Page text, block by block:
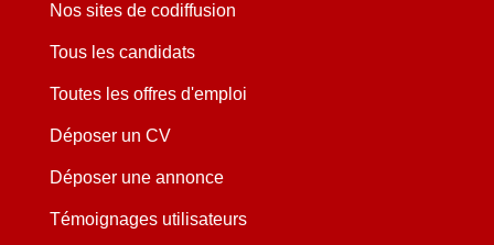
Nos sites de codiffusion
Tous les candidats
Toutes les offres d'emploi
Déposer un CV
Déposer une annonce
Témoignages utilisateurs